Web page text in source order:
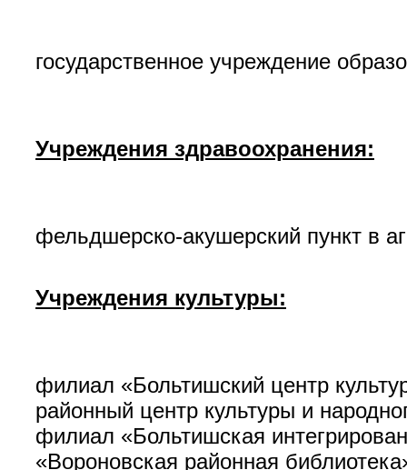
государственное учреждение
Учреждения здравоохранения:
фельдшерско-акушерский пункт в
Учреждения культуры:
филиал «Больтишский центр
районный центр культуры и
филиал «Больтишская
«Вороновская районная